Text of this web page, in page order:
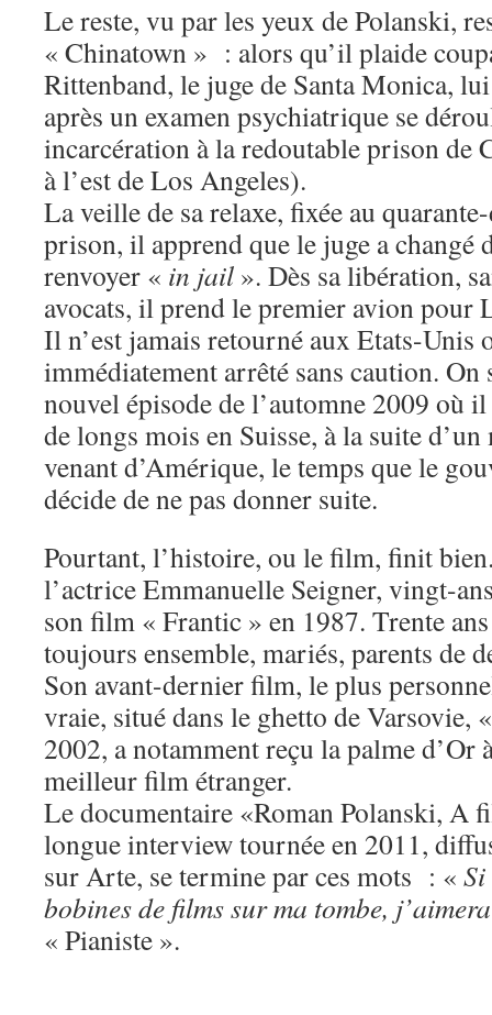
Le reste, vu par les yeux de Polanski,
« Chinatown » : alors qu’il plaide
Rittenband, le juge de Santa Monica,
après un examen psychiatrique se
incarcération à la redoutable prison de
à l’est de Los Angeles).
La veille de sa relaxe, fixée au
prison, il apprend que le juge a changé
renvoyer « in jail ». Dès sa libération,
avocats, il prend le premier avion pour
Il n’est jamais retourné aux Etats-Unis
immédiatement arrêté sans caution. On
nouvel épisode de l’automne 2009 où
de longs mois en Suisse, à la suite
venant d’Amérique, le temps que le
décide de ne pas donner suite.
Pourtant, l’histoire, ou le film, finit
l’actrice Emmanuelle Seigner, vingt-
son film « Frantic » en 1987. Trente
toujours ensemble, mariés, parents de
Son avant-dernier film, le plus
vraie, situé dans le ghetto de Varsovie,
2002, a notamment reçu la palme d’Or
meilleur film étranger.
Le documentaire «Roman Polanski, A
longue interview tournée en 2011,
sur Arte, se termine par ces mots : «
bobines de films sur ma tombe,
« Pianiste ».